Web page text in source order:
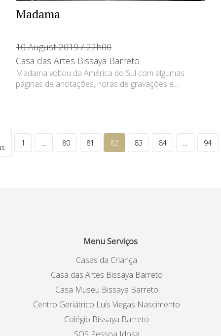
Madama
10 August 2019 / 22h00
Casa das Artes Bissaya Barreto
Madama voltou da América do Sul com algumas
páginas de anotações, horas de gravações e...
1 80 81 82 83 84 94
Menu Serviços
Casas da Criança
Casa das Artes Bissaya Barreto
Casa Museu Bissaya Barreto
Centro Geriátrico Luís Viegas Nascimento
Colégio Bissaya Barreto
SOS Pessoa Idosa